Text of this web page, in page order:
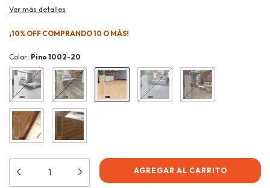
Ver más detalles
¡10% OFF COMPRANDO 10 O MÁS!
Color: Pino 1002-20